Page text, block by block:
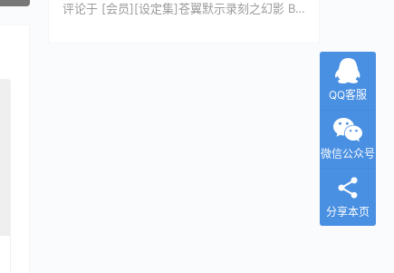
评论于 [会员][设定集]苍翼默示录刻之幻影 BLAZBLUE CHRONOPHANTASMA 公式設定資料集II
QQ客服
微信公众号
分享本页